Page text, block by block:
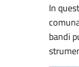
In
bandi